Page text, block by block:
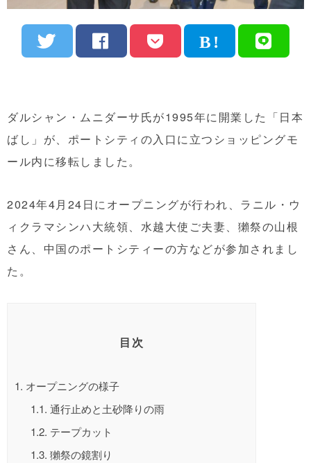
ダルシャン・ムニダーサ氏が1995年に開業した「日本
ばし」が、ポートシティの入口に立つショッピングモ
ール内に移転しました。
2024年4月24日にオープニングが行われ、ラニル・ウ
ィクラマシンハ大統領、水越大使ご夫妻、獺祭の山根
さん、中国のポートシティーの方などが参加されまし
た。
目次
1. オープニングの様子
1.1. 通行止めと土砂降りの雨
1.2. テープカット
1.3. 獺祭の鏡割り